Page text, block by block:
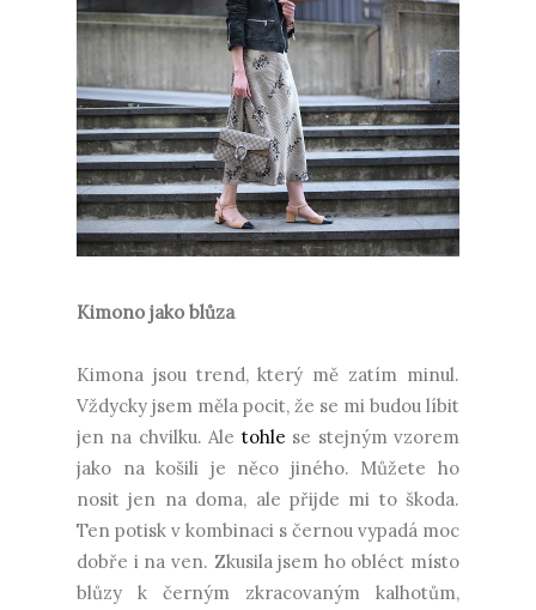
Kimono jako blůza
Kimona jsou trend, který mě zatím minul.
Vždycky jsem měla pocit, že se mi budou líbit
jen na chvilku. Ale tohle se stejným vzorem
jako na košili je něco jiného. Můžete ho
nosit jen na doma, ale přijde mi to škoda.
Ten potisk v kombinaci s černou vypadá moc
dobře i na ven. Zkusila jsem ho obléct místo
blůzy k černým zkracovaným kalhotům,